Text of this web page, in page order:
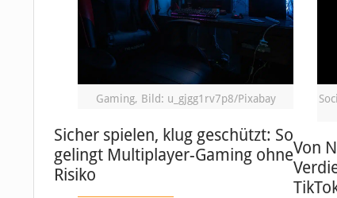
Gaming, Bild: u_gjgg1rv7p8/Pixabay
Sicher spielen, klug geschützt: So
gelingt Multiplayer-Gaming ohne
Risiko
Von